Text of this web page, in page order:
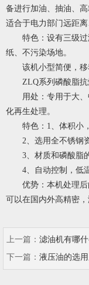
备进行加油、抽油、
适合于电力部门远距
特色：设有三级过
纸、不污染场地。
该机小型简便，移
ZLQ系列磷酸脂抗
用处：专用于大、
化再生处理。
特色：1、体积小，
2、选用全不锈钢
3、材质和磷酸脂的
4、自动控制，低温
优势：本机处理后
可以在国内外高精密
上一篇： 滤油机有哪
下一篇： 液压油的选